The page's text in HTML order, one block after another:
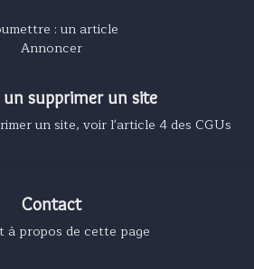
: un article
Annoncer
supprimer un site
un site, voir l'article 4 des CGUs
Contact
à propos de cette page